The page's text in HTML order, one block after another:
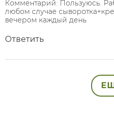
Комментарий: Пользуюсь.
любом случае
вечером каждый день
Ответить